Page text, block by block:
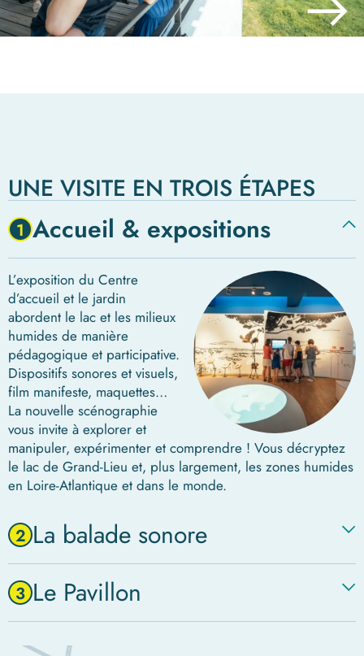
UNE VISITE EN TROIS ÉTAPES
1 Accueil & expositions
L’exposition du Centre
d’accueil et le jardin
abordent le lac et les milieux
humides de manière
pédagogique et participative.
Dispositifs sonores et visuels,
film manifeste, maquettes…
La nouvelle scénographie
vous invite à explorer et
manipuler, expérimenter et comprendre ! Vous décryptez
le lac de Grand-Lieu et, plus largement, les zones humides
en Loire-Atlantique et dans le monde.
2 La balade sonore
3 Le Pavillon